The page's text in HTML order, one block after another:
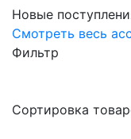
Новые
Смотреть весь
Фильтр
Сортировка